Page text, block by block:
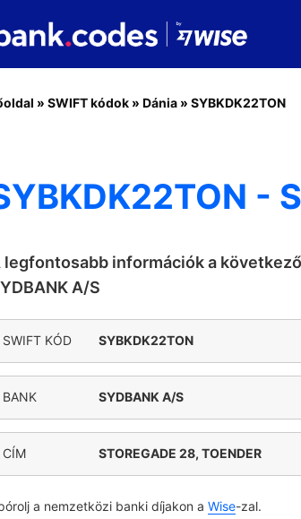
» SWIFT kódok » Dánia » SYBKDK22TON
-
legfontosabb információk a
A/S
SWIFT KÓD SYBKDK22TON
BANK SYDBANK A/S
CÍM STOREGADE 28, TOENDER
a nemzetközi banki díjakon a Wise-zal.